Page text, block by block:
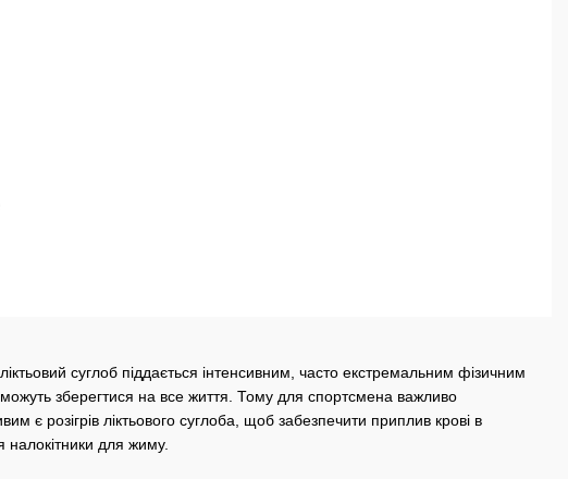
суглоб піддається інтенсивним, часто екстремальним фізичним
зберегтися на все життя. Тому для спортсмена важливо
є розігрів ліктьового суглоба, щоб забезпечити приплив крові в
налокітники для жиму.